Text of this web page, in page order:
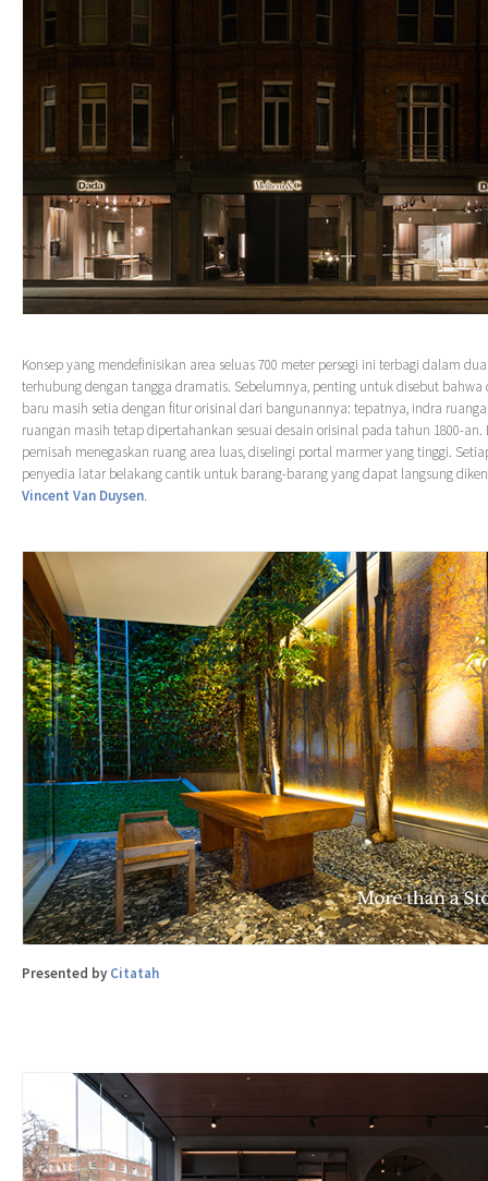
Konsep yang mendefinisikan area seluas 700 meter persegi ini terbagi dalam
terhubung dengan tangga dramatis. Sebelumnya, penting untuk disebut bahwa
baru masih setia dengan fitur orisinal dari bangunannya: tepatnya, indra
ruangan masih tetap dipertahankan sesuai desain orisinal pada tahun 1800-
pemisah menegaskan ruang area luas, diselingi portal marmer yang tinggi.
penyedia latar belakang cantik untuk barang-barang yang dapat langsung
Vincent Van Duysen.
Presented by Citatah